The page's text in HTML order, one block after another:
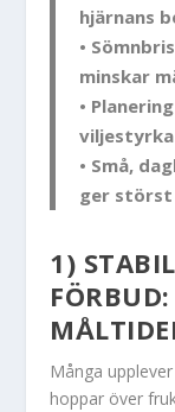
hjärnans
•
minskar
•
viljestyrka
• Små,
ger
1)
Många
hoppar över